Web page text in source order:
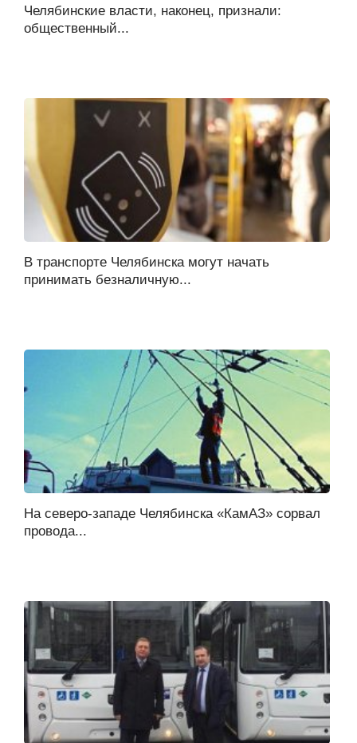
Челябинские власти, наконец, признали:
общественный...
В транспорте Челябинска могут начать
принимать безналичную...
На северо-западе Челябинска «КамАЗ» сорвал
провода...